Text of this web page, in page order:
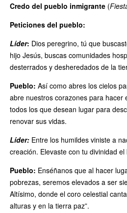
Credo del pueblo inmigrante (
Peticiones del pueblo:
Líder: Dios peregrino, tú que
hijo Jesús, buscas comunidades
desterrados y desheredados de la
Pueblo: Así como abres los cielos
abre nuestros corazones para hacer
todos los que desean lugar para
renovar sus vidas.
Líder: Entre los humildes viniste a
creación. Elevaste con tu divinidad
Pueblo: Enséñanos que al hacer
pobrezas, seremos elevados a ser
Altísimo, donde el coro celestial
alturas y en la tierra paz”.